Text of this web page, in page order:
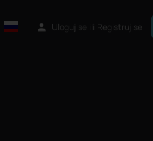
Uloguj se ili Registruj se